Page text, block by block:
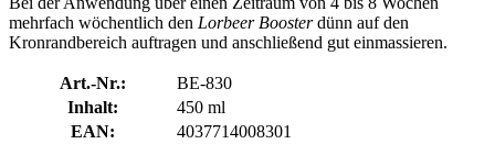
mehrfach wöchentlich den Lorbeer Boosterdünn auf den
Kronrandbereich auftragen und anschließend gut einmassieren.
Art.-Nr.:
BE-830
Inhalt:
450 ml
EAN:
4037714008301